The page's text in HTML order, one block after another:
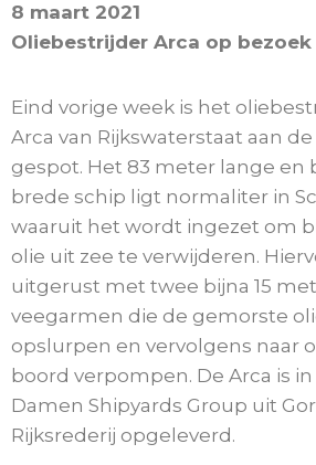
8 maart 2021
Oliebestrijder Arca op bezoek
Eind vorige week is het
Arca van Rijkswaterstaat aan
gespot. Het 83 meter lange en
brede schip ligt normaliter in
waaruit het wordt ingezet om
olie uit zee te verwijderen.
uitgerust met twee bijna 15
veegarmen die de gemorste
opslurpen en vervolgens naar
boord verpompen. De Arca is in
Damen Shipyards Group uit
Rijksrederij opgeleverd.